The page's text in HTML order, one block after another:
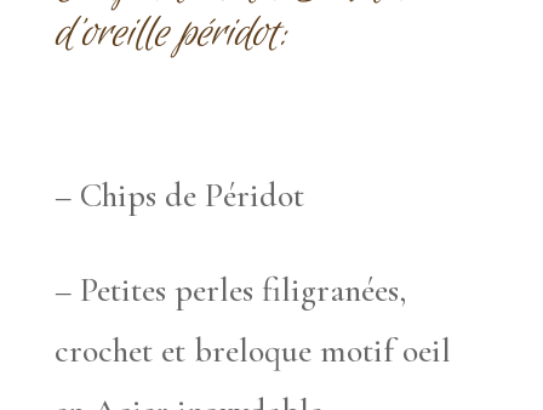
d’oreille péridot:
– Chips de Péridot
– Petites perles filigranées,
crochet et breloque motif oeil